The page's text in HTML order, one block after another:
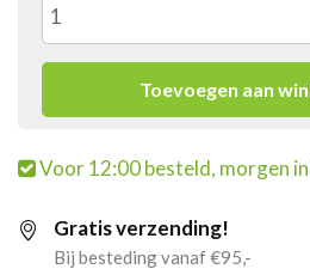
Levo
Zonnebloemolie
liter)
aantal
Toevoegen aan
Voor 12:00 besteld, morgen in
Gratis verzending!
Bij besteding vanaf €95,-